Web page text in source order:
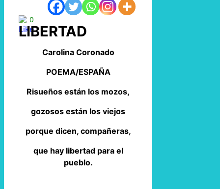
0
LIBERTAD
Carolina Coronado
POEMA/ESPAÑA
Risueños están los mozos,
gozosos están los viejos
porque dicen, compañeras,
que hay libertad para el
pueblo.